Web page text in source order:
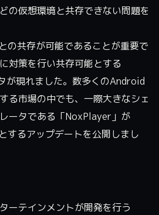
の仮想環境と共存できない問題を
の共存が可能であることが重要で
対策を行い共存可能とする
が現れました。数多くのAndroid
る市場の中でも、一際大きなシェ
ータである「NoxPlayer」が
するアップデートを公開しまし
ーテインメントが開発を行う